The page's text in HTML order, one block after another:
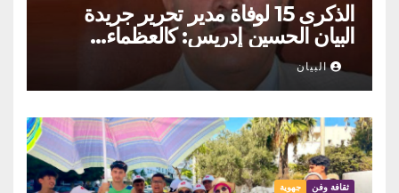
الذكرى 15 لوفاة مدير تحرير جريدة
البيان الحسين إدريس: كالعظماء…
عاش شامخا ورحل واقفا
البيان
ثقافة وفن جهوية